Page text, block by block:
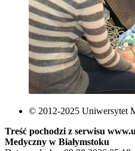
© 2012-2025 Uniwersytet
Treść pochodzi z serwisu
Medyczny w Białymstoku